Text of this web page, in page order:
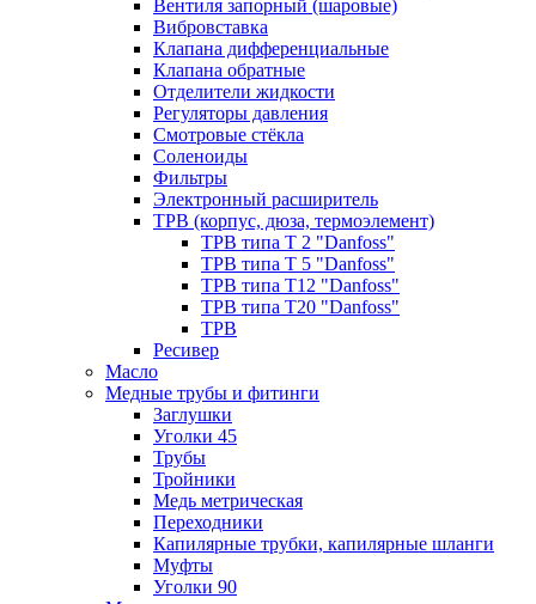
Вентиля запорный (шаровые)
Вибровставка
Клапана дифференциальные
Клапана обратные
Отделители жидкости
Регуляторы давления
Смотровые стёкла
Соленоиды
Фильтры
Электронный расширитель
ТРВ (корпус, дюза, термоэлемент)
ТРВ типа Т 2 "Danfoss"
ТРВ типа Т 5 "Danfoss"
ТРВ типа Т12 "Danfoss"
ТРВ типа Т20 "Danfoss"
ТРВ
Ресивер
Масло
Медные трубы и фитинги
Заглушки
Уголки 45
Трубы
Тройники
Медь метрическая
Переходники
Капилярные трубки, капилярные шланги
Муфты
Уголки 90